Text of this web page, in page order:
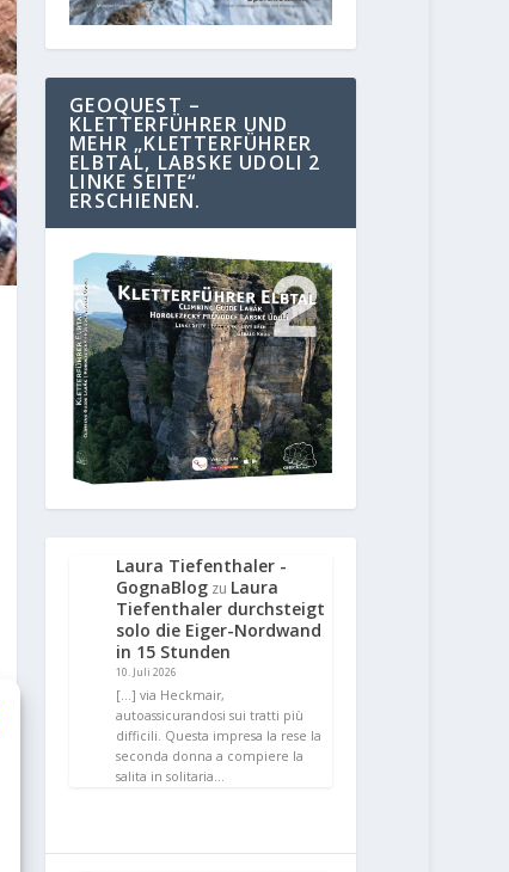
GEOQUEST –
KLETTERFÜHRER UND
MEHR „KLETTERFÜHRER
ELBTAL, LABSKE UDOLI 2
LINKE SEITE“
ERSCHIENEN.
Laura Tiefenthaler -
GognaBlog zu Laura
Tiefenthaler durchsteigt
solo die Eiger-Nordwand
in 15 Stunden
10. Juli 2026
[…] via Heckmair,
autoassicurandosi sui tratti più
difficili. Questa impresa la rese la
seconda donna a compiere la
salita in solitaria…